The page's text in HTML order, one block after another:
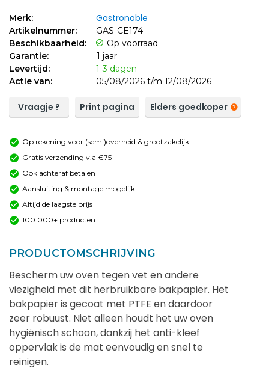
Merk: Gastronoble
Artikelnummer:
GAS-CE174
Beschikbaarheid:
Op voorraad
Garantie:
1 jaar
Levertijd:
1-3 dagen
Actie van:
05/08/2026 t/m 12/08/2026
Vraagje ? Print pagina Elders goedkoper
Op rekening voor (semi)overheid & grootzakelijk
Gratis verzending v.a €75
Ook achteraf betalen
Aansluiting & montage mogelijk!
Altijd de laagste prijs
100.000+ producten
PRODUCTOMSCHRIJVING
Bescherm uw oven tegen vet en andere
viezigheid met dit herbruikbare bakpapier. Het
bakpapier is gecoat met PTFE en daardoor
zeer robuust. Niet alleen houdt het uw oven
hygiënisch schoon, dankzij het anti-kleef
oppervlak is de mat eenvoudig en snel te
reinigen.